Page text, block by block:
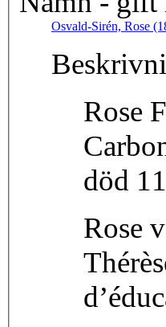
Osvald-Sirén, Rose
Rose
död
Rose